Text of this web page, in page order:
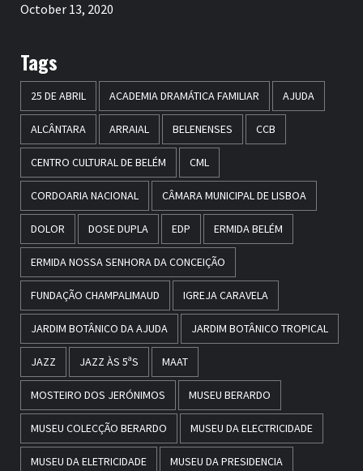
October 13, 2020
Tags
25 DE ABRIL ACADEMIA DRAMÁTICA FAMILIAR AJUDA
ALCÂNTARA ARRAIAL BELENENSES CCB
CENTRO CULTURAL DE BELÉM CML
CORDOARIA NACIONAL CÂMARA MUNICIPAL DE LISBOA
DOLOR DOSE DUPLA EDP ERMIDA BELÉM
ERMIDA NOSSA SENHORA DA CONCEIÇÃO
FUNDAÇÃO CHAMPALIMAUD IGREJA CARAVELA
JARDIM BOTÂNICO DA AJUDA JARDIM BOTÂNICO TROPICAL
JAZZ JAZZ ÀS 5ªS MAAT
MOSTEIRO DOS JERÓNIMOS MUSEU BERARDO
MUSEU COLECÇÃO BERARDO MUSEU DA ELECTRICIDADE
MUSEU DA ELETRICIDADE MUSEU DA PRESIDENCIA